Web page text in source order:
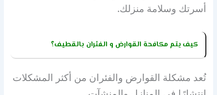
أسرتك وسلامة منزلك.
كيف يتم مكافحة القوارض و الفئران بالقطيف؟
تُعد مشكلة القوارض والفئران من أكثر المشكلات